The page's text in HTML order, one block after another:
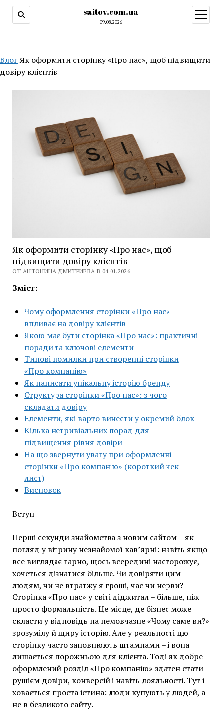
saitov.com.ua
09.08.2026
меню
Блог Як оформити сторінку «Про нас», щоб підвищити
довіру клієнтів
Як оформити сторінку «Про нас», щоб
підвищити довіру клієнтів
ОТ АНТОНИНА ДМИТРИЕВА В 04.01.2026
Зміст:
Чому оформлення сторінки «Про нас»
впливає на довіру клієнтів
Якою має бути сторінка «Про нас»: практичні
поради та ключові елементи
Типові помилки при створенні сторінки
«Про компанію»
Як написати унікальну історію бренду
Структура сторінки «Про нас»: з чого
складати довіру
Елементи, які варто винести у окремий блок
Кілька нетривіальних порад для
підвищення рівня довіри
На що звернути увагу при оформленні
сторінки «Про компанію» (короткий чек-
лист)
Висновок
Вступ
Перші секунди знайомства з новим сайтом – як
погляд у вітрину незнайомої кав’ярні: навіть якщо
все виглядає гарно, щось всередині насторожує,
хочеться дізнатися більше. Чи довіряти цим
людям, чи не втратжу я гроші, час чи нерви?
Сторінка «Про нас» у світі діджитал – більше, ніж
просто формальність. Це місце, де бізнес може
скласти у відповідь на немовчазне «Чому саме ви?»
зрозумілу й щиру історію. Але у реальності цю
сторінку часто заповнюють штампами – і вона
лишається порожньою для клієнта. Тоді як добре
оформлений розділ «Про компанію» здатен стати
рушієм довіри, конверсій і навіть лояльності. Тут і
ховається проста істина: люди купують у людей, а
не в безликого сайту.